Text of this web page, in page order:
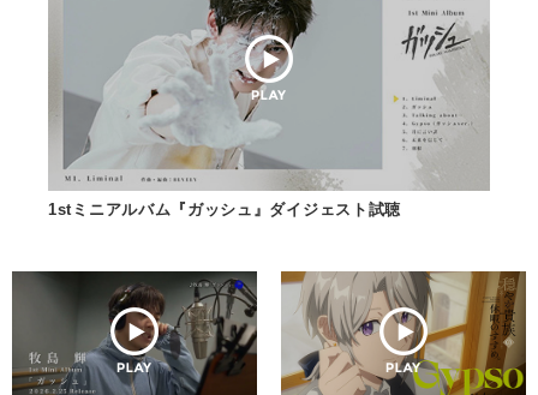
閉じる
1stミニアルバム『ガッシュ』ダイジェスト試聴